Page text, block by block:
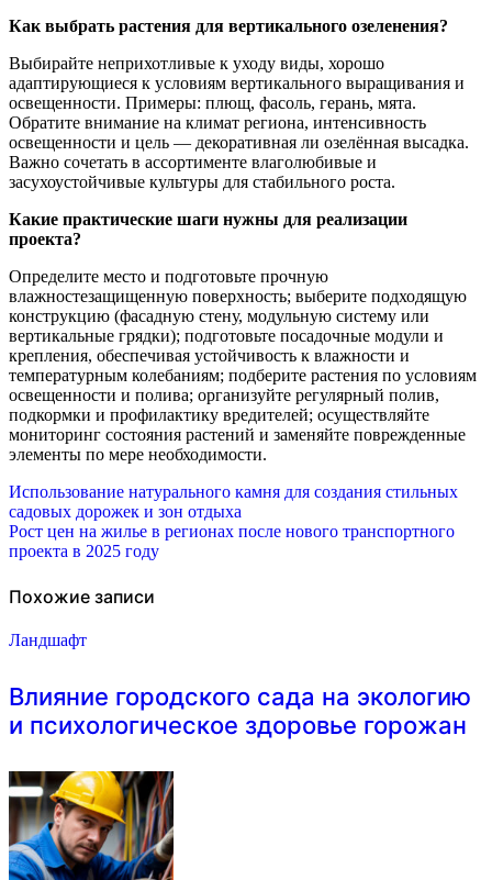
Как выбрать растения для вертикального озеленения?
Выбирайте неприхотливые к уходу виды, хорошо
адаптирующиеся к условиям вертикального выращивания и
освещенности. Примеры: плющ, фасоль, герань, мята.
Обратите внимание на климат региона, интенсивность
освещенности и цель — декоративная ли озелённая высадка.
Важно сочетать в ассортименте влаголюбивые и
засухоустойчивые культуры для стабильного роста.
Какие практические шаги нужны для реализации
проекта?
Определите место и подготовьте прочную
влажностезащищенную поверхность; выберите подходящую
конструкцию (фасадную стену, модульную систему или
вертикальные грядки); подготовьте посадочные модули и
крепления, обеспечивая устойчивость к влажности и
температурным колебаниям; подберите растения по условиям
освещенности и полива; организуйте регулярный полив,
подкормки и профилактику вредителей; осуществляйте
мониторинг состояния растений и заменяйте поврежденные
элементы по мере необходимости.
Навигация
по
записям
Использование натурального камня для создания стильных
садовых дорожек и зон отдыха
Рост цен на жилье в регионах после нового транспортного
проекта в 2025 году
Похожие записи
Ландшафт
Влияние городского сада на экологию
и психологическое здоровье горожан